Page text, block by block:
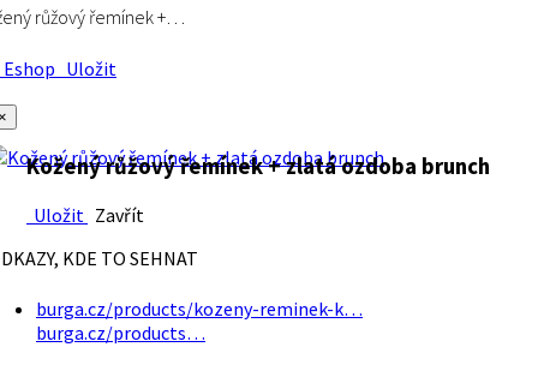
růžový řemínek +…
Uložit
Kožený růžový řemínek + zlatá ozdoba brunch
Uložit Zavřít
KDE TO SEHNAT
burga.cz/products/kozeny-reminek-k…
burga.cz/products…